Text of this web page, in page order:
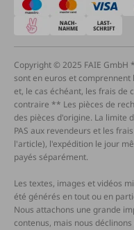
Copyright © 2025 FAIE
sont en euros et
et, le cas échéant, les frais
contraire ** Les pièces de
des pièces d'origine. La limite
PAS aux revendeurs et les
l'article), l'expédition le jour
payés séparément.
Les textes, images et vidéos
été générés en tout ou en
Nous attachons une grande
contenus, mais nous